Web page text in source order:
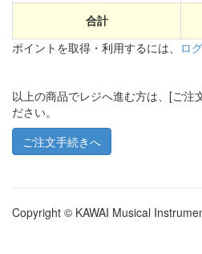
合計
ポイントを取得・利用するには、 ロ
以上の商品でレジへ進む方は、[ご注
ださい。
Copyright © KAWAI Musical